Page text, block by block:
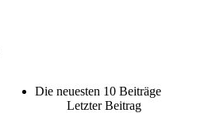
Die neuesten 10 Beiträge
Letzter Beitrag